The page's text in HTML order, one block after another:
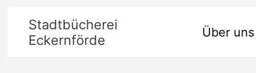
springen
Stadtbücherei
Eckernförde
Über uns